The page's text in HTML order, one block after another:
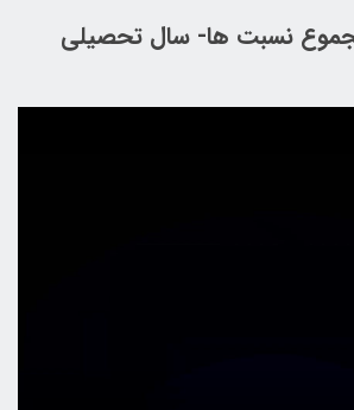
نسبت ها- سال تحصیلی